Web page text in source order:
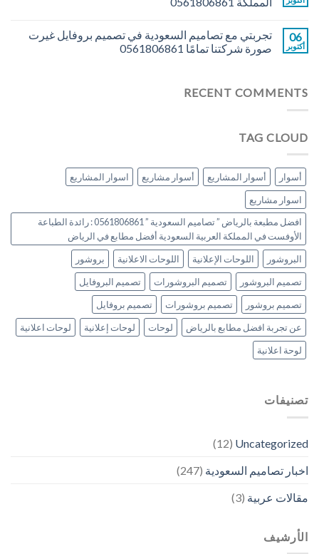
06
أكتوبر
تجربتي مع تصاميم السعودية في تصميم بروفايل غيرت
صورة شركتنا تمامًا 0561806861
RECENT COMMENTS
TAG CLOUD
أسوار أسوار المشاريع أسوار مشاريع
اسوار المشاريع
اسوار مشاريع
افضل مطبعة بالرياض ” تصاميم السعودية ” 0561806861 : رائدة الطباعة
الأوفست في المملكة العربية السعودية أفضل مطابع في الرياض
البروشور
اللوحات الإعلانية اللوحات الاعلانية
بروشور
تصميم البروشور
تصميم البروشورات
تصميم البروفايل
تصميم بروشور
تصميم بروشورات
تصميم بروفايل
عن تجربة افضل مطابع بالرياض
لوحات لوحات إعلانية
لوحات اعلانية
لوحة اعلانية
تصنيفات
Uncategorized
(12)
اخبار تصاميم السعودية (247)
مقالات عربية (3)
الأرشيف